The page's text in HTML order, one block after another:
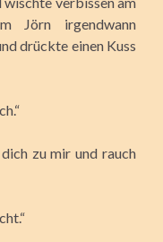
Jörn irgendwann
drückte einen Kuss
zu mir und rauch